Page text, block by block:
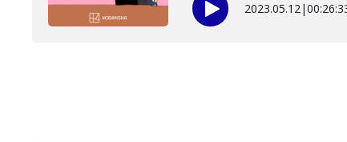
2023.05.12|